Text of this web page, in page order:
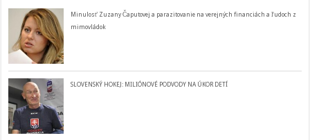
Minulosť Zuzany Čaputovej a parazitovanie na verejných financiách a ľudoch z
mimovládok
SLOVENSKÝ HOKEJ: MILIÓNOVÉ PODVODY NA ÚKOR DETÍ